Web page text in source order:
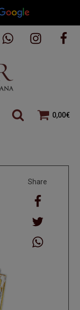
0,00€
Share